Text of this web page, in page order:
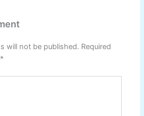
will not be published. Required
*